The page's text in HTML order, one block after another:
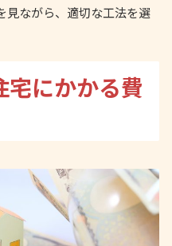
見ながら、適切な工法を選
にかかる費